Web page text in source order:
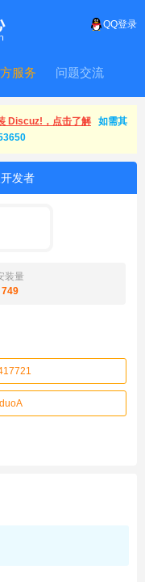
QQ登录
服务 问题交流
Discuz!，点击了解
如需其
装量
749